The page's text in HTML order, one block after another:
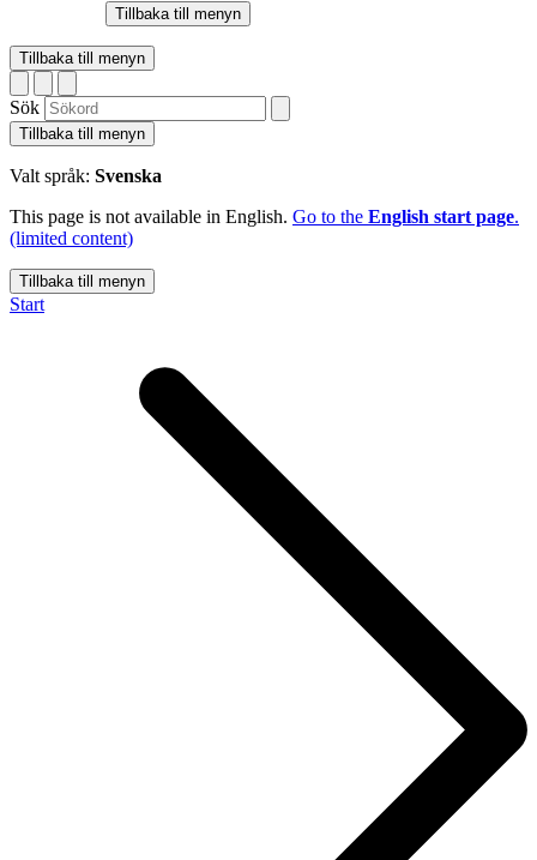
Tillbaka till menyn
Tillbaka till menyn
Sök
Tillbaka till menyn
Valt språk: Svenska
This page is not available in English. Go to the English start page.
(limited content)
Tillbaka till menyn
Start